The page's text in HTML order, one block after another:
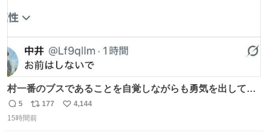
村一番のブスであることを自覚しながらも勇気を出して村
長の息子に恋文を書いたら翌日村の共用井戸に捨てられて
たときの顔になった
返
信
5
リ
ポ
177
い
4,144
15時間前